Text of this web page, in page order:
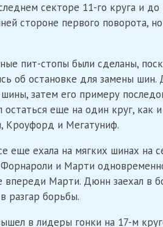
секторе 11-го круга и
стороне первого поворота,
пит-стопы были сделаны,
об остановке для замены
затем его примеру
еще на один круг, как
Кроуфорд и Мегатуниф.
еще ехала на мягких шинах на
и Марти
впереди Марти. Дюнн заехал в
разгар борьбы.
в лидеры гонки на 17-м